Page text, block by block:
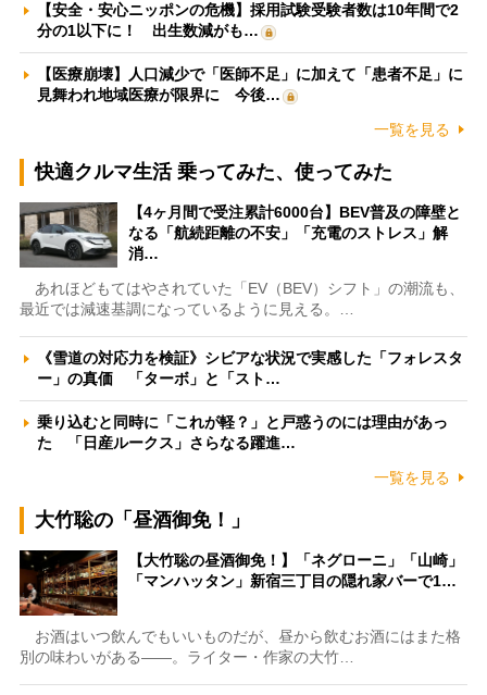
【安全・安心ニッポンの危機】採用試験受験者数は10年間で2
分の1以下に！ 出生数減がも…
【医療崩壊】人口減少で「医師不足」に加えて「患者不足」に
見舞われ地域医療が限界に 今後…
一覧を見る
快適クルマ生活 乗ってみた、使ってみた
【4ヶ月間で受注累計6000台】BEV普及の障壁と
なる「航続距離の不安」「充電のストレス」解
消…
あれほどもてはやされていた「EV（BEV）シフト」の潮流も、
最近では減速基調になっているように見える。…
《雪道の対応力を検証》シビアな状況で実感した「フォレスタ
ー」の真価 「ターボ」と「スト…
乗り込むと同時に「これが軽？」と戸惑うのには理由があっ
た 「日産ルークス」さらなる躍進…
一覧を見る
大竹聡の「昼酒御免！」
【大竹聡の昼酒御免！】「ネグローニ」「山崎」
「マンハッタン」新宿三丁目の隠れ家バーで1…
お酒はいつ飲んでもいいものだが、昼から飲むお酒にはまた格
別の味わいがある――。ライター・作家の大竹…